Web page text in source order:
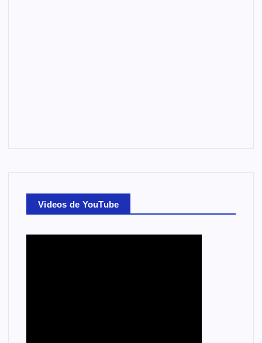
Videos de YouTube